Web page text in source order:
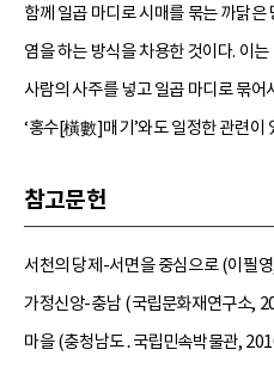
함께 일곱 마디로 시매를 묶는 까닭
염을 하는 방식을 차용한 것이다. 이
사람의 사주를 넣고 일곱 마디로 묶
‘홍수[橫數]매기’와도 일정한 관련이
참고문헌
서천의 당제-서면을 중심으로 (이필
가정신앙-충남 (국립문화재연구소,
마을 (충청남도․국립민속박물관,